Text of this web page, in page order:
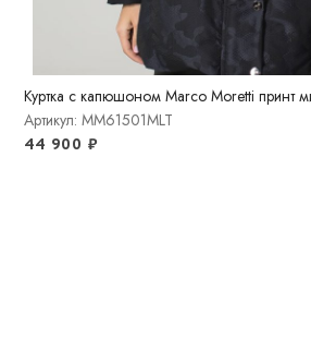
Куртка с капюшоном Marco Moretti принт
Артикул: MM61501MLT
44 900 ₽